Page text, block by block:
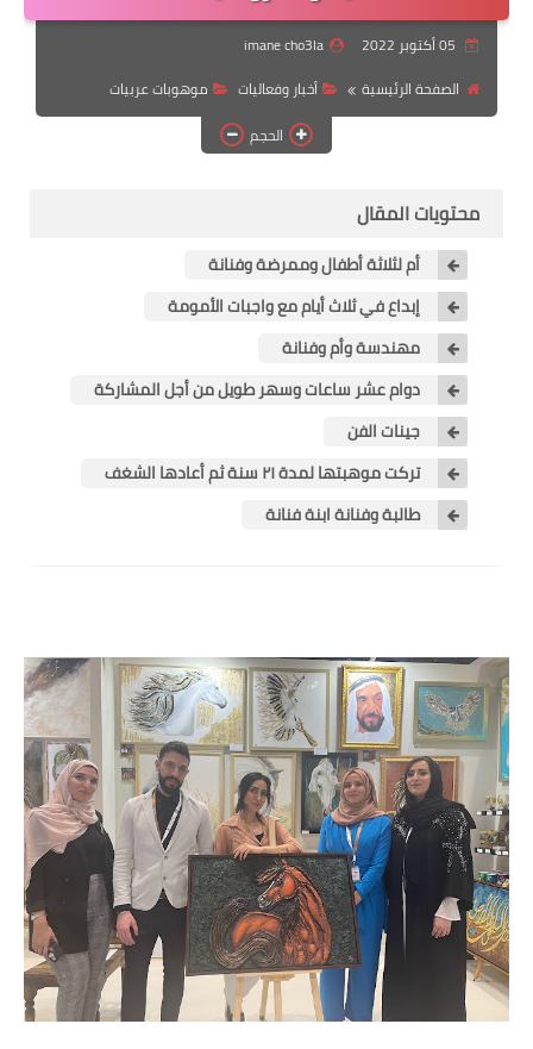
رابط فرعي
رابط فرعي
رابط فرعي
imane cho3la
الصفحة الرئيسية
أخبار وفعاليات
موهوبات عربيات
الحجم
محتويات المقال
أم لثلاثة أطفال وممرضة وفنانة
إبداع في ثلاث أيام مع واجبات الأمومة
مهندسة وأم وفنانة
دوام عشر ساعات وسهر طويل من أجل المشاركة
جينات الفن
تركت موهبتها لمدة ٢١ سنة ثم أعادها الشغف
طالبة وفنانة ابنة فنانة